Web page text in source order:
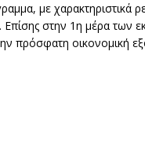
με χαρακτηριστικά
στην 1η μέρα των
πρόσφατη οικονομική